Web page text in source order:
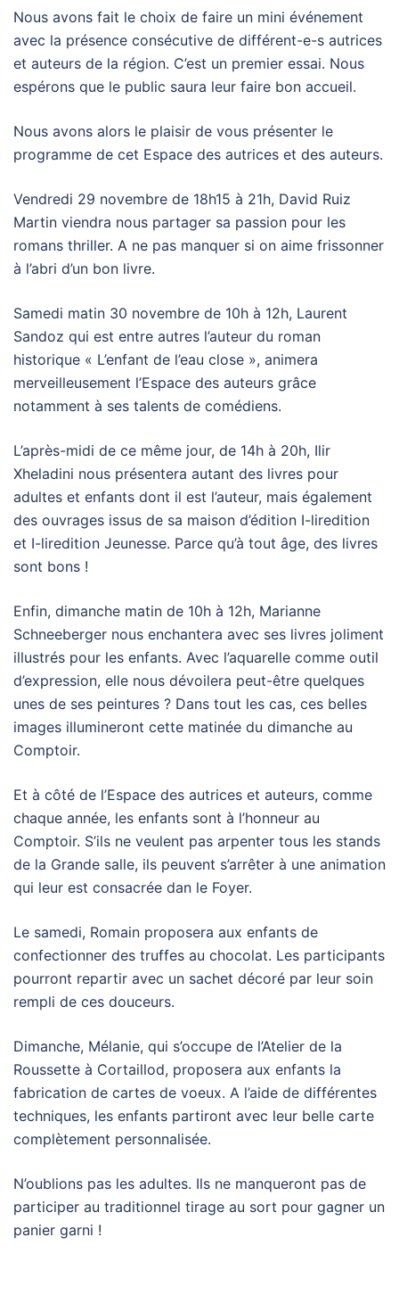
Nous avons fait le choix de faire un mini événement
avec la présence consécutive de différent-e-s autrices
et auteurs de la région. C’est un premier essai. Nous
espérons que le public saura leur faire bon accueil.
Nous avons alors le plaisir de vous présenter le
programme de cet Espace des autrices et des auteurs.
Vendredi 29 novembre de 18h15 à 21h, David Ruiz
Martin viendra nous partager sa passion pour les
romans thriller. A ne pas manquer si on aime frissonner
à l’abri d’un bon livre.
Samedi matin 30 novembre de 10h à 12h, Laurent
Sandoz qui est entre autres l’auteur du roman
historique « L’enfant de l’eau close », animera
merveilleusement l’Espace des auteurs grâce
notamment à ses talents de comédiens.
L’après-midi de ce même jour, de 14h à 20h, Ilir
Xheladini nous présentera autant des livres pour
adultes et enfants dont il est l’auteur, mais également
des ouvrages issus de sa maison d’édition I-liredition
et I-liredition Jeunesse. Parce qu’à tout âge, des livres
sont bons !
Enfin, dimanche matin de 10h à 12h, Marianne
Schneeberger nous enchantera avec ses livres joliment
illustrés pour les enfants. Avec l’aquarelle comme outil
d’expression, elle nous dévoilera peut-être quelques
unes de ses peintures ? Dans tout les cas, ces belles
images illumineront cette matinée du dimanche au
Comptoir.
Et à côté de l’Espace des autrices et auteurs, comme
chaque année, les enfants sont à l’honneur au
Comptoir. S’ils ne veulent pas arpenter tous les stands
de la Grande salle, ils peuvent s’arrêter à une animation
qui leur est consacrée dan le Foyer.
Le samedi, Romain proposera aux enfants de
confectionner des truffes au chocolat. Les participants
pourront repartir avec un sachet décoré par leur soin
rempli de ces douceurs.
Dimanche, Mélanie, qui s’occupe de l’Atelier de la
Roussette à Cortaillod, proposera aux enfants la
fabrication de cartes de voeux. A l’aide de différentes
techniques, les enfants partiront avec leur belle carte
complètement personnalisée.
N’oublions pas les adultes. Ils ne manqueront pas de
participer au traditionnel tirage au sort pour gagner un
panier garni !